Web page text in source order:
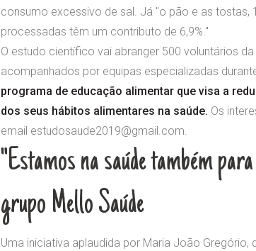
consumo excessivo de sal. Já "o pão e as tostas,
processadas têm um contributo de 6,9%."
O estudo científico vai abranger 500 voluntários
acompanhados por equipas especializadas
programa de educação alimentar que visa a
dos seus hábitos alimentares na saúde. Os
email estudosaude2019@gmail.com.
"Estamos na saúde também
grupo Mello Saúde
Uma iniciativa aplaudida por Maria João Gregório,